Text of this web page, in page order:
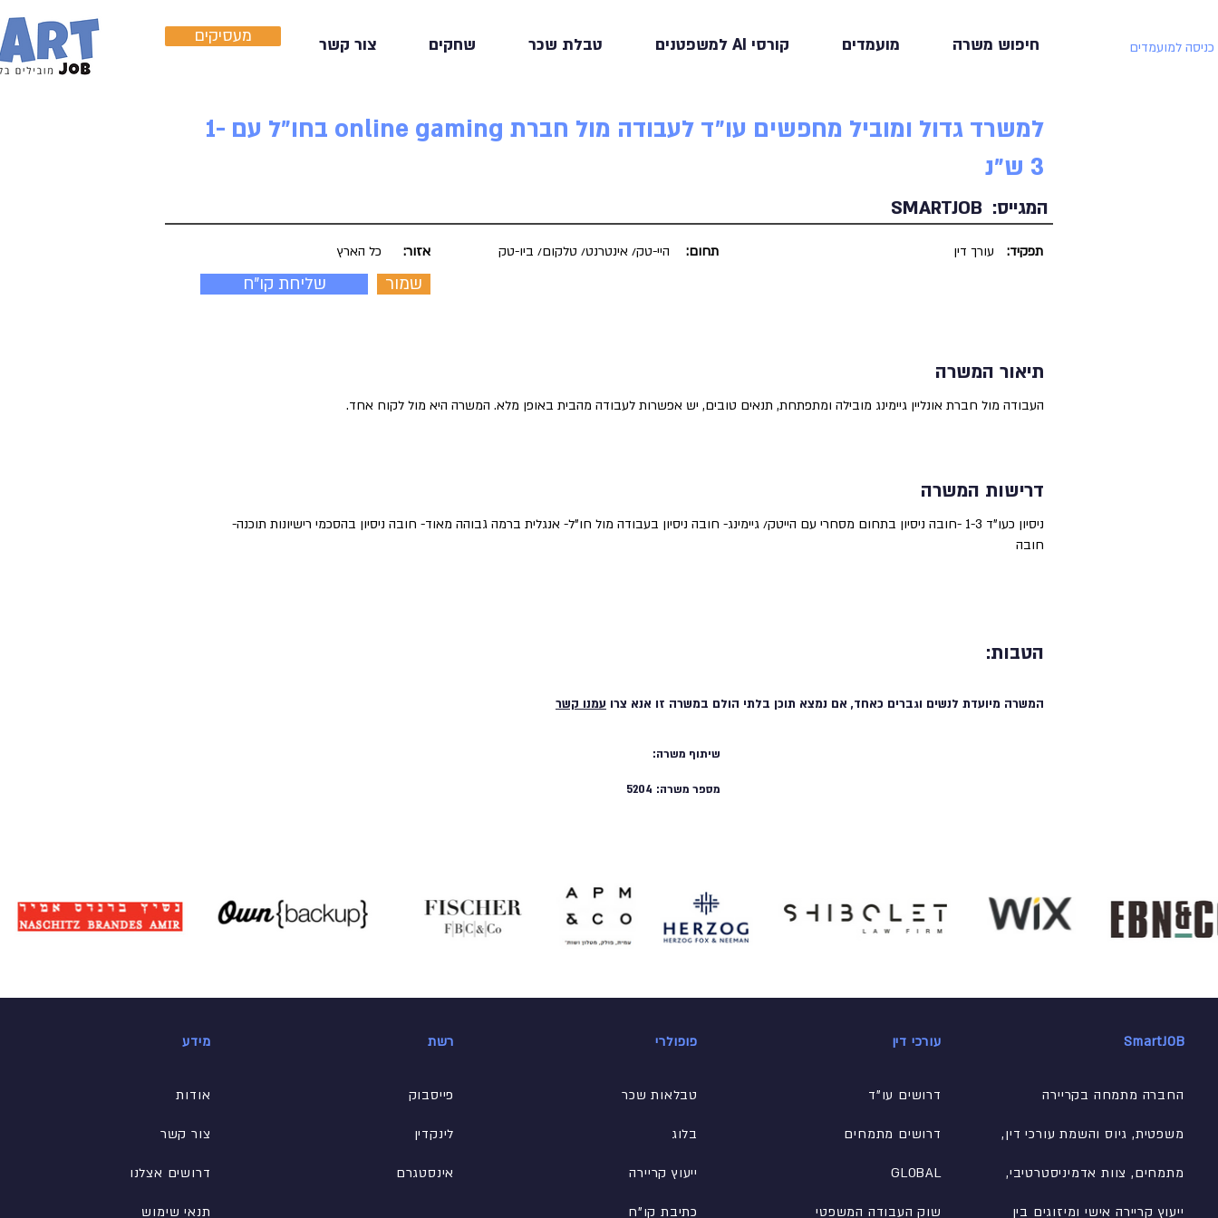
מעסיקים חיפוש משרה מועמדים קורסי AI למשפטנים טבלת שכר שחקים צור קשר כניסה למועמדים
למשרד גדול ומוביל מחפשים עו״ד לעבודה מול חברת online gaming בחו״ל עם 1-
3 ש״נ
SMARTJOB המגייס:
כל הארץ אזור:
שליחת קו"ח שמור
היי-טק/ אינטרנט/ טלקום/ ביו-טק תחום: עורך דין תפקיד:
תיאור המשרה
העבודה מול חברת אונליין גיימינג מובילה ומתפתחת, תנאים טובים, יש אפשרות לעבודה מהבית באופן מלא. המשרה היא מול לקוח אחד.
דרישות המשרה
ניסיון כעו"ד 1-3 -חובה ניסיון בתחום מסחרי עם הייטק/ גיימינג- חובה ניסיון בעבודה מול חו"ל- אנגלית ברמה גבוהה מאוד- חובה ניסיון בהסכמי רישיונות תוכנה-
חובה
הטבות:
המשרה מיועדת לנשים וגברים כאחד, אם נמצא תוכן בלתי הולם במשרה זו אנא צרו עמנו קשר
שיתוף משרה:
5204 מספר משרה:
מידע
אודות
צור קשר
דרושים אצלנו
תנאי שימוש
רשת
פייסבוק
לינקדין
אינסטגרם
פופולרי
טבלאות שכר
בלוג
ייעוץ קריירה
כתיבת קו"ח
עורכי דין
דרושים עו"ד
דרושים מתמחים
GLOBAL
שוק העבודה המשפטי
SmartJOB
החברה מתמחה בקריירה
משפטית, גיוס והשמת עורכי דין,
מתמחים, צוות אדמיניסטרטיבי,
ייעוץ קריירה אישי ומיזוגים בין